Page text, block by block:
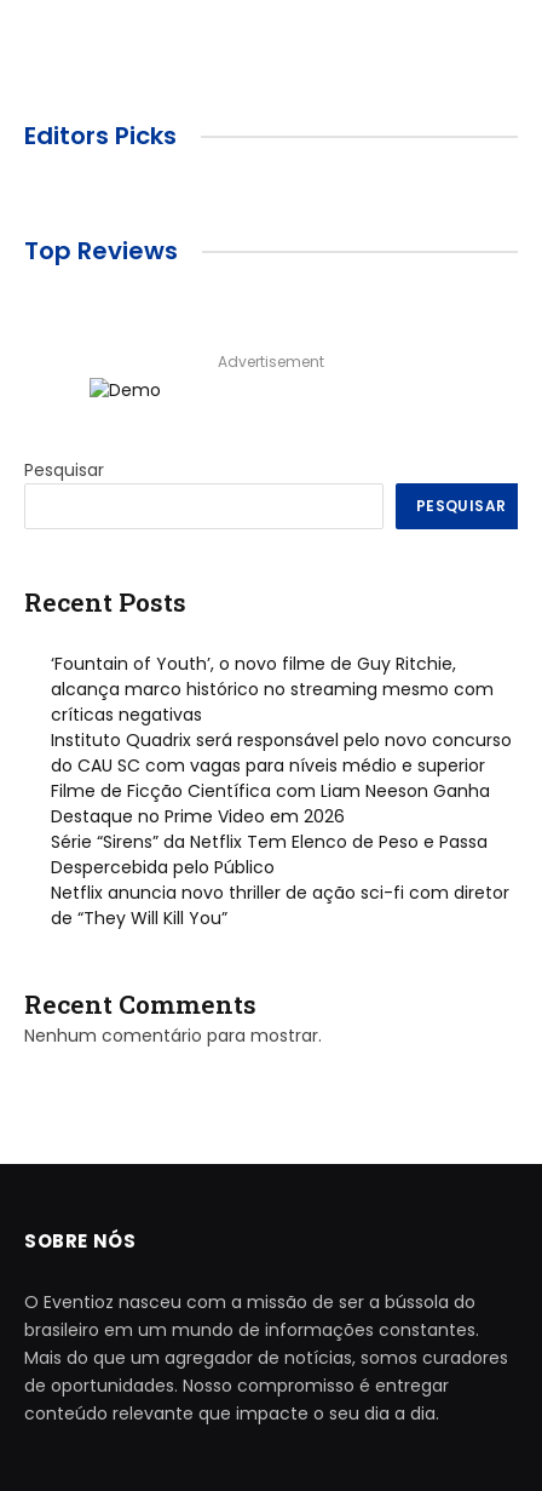
Editors Picks
Top Reviews
Advertisement
Pesquisar
PESQUISAR
Recent Posts
‘Fountain of Youth’, o novo filme de Guy Ritchie,
alcança marco histórico no streaming mesmo com
críticas negativas
Instituto Quadrix será responsável pelo novo concurso
do CAU SC com vagas para níveis médio e superior
Filme de Ficção Científica com Liam Neeson Ganha
Destaque no Prime Video em 2026
Série “Sirens” da Netflix Tem Elenco de Peso e Passa
Despercebida pelo Público
Netflix anuncia novo thriller de ação sci-fi com diretor
de “They Will Kill You”
Recent Comments
Nenhum comentário para mostrar.
SOBRE NÓS
O Eventioz nasceu com a missão de ser a bússola do
brasileiro em um mundo de informações constantes.
Mais do que um agregador de notícias, somos curadores
de oportunidades. Nosso compromisso é entregar
conteúdo relevante que impacte o seu dia a dia.